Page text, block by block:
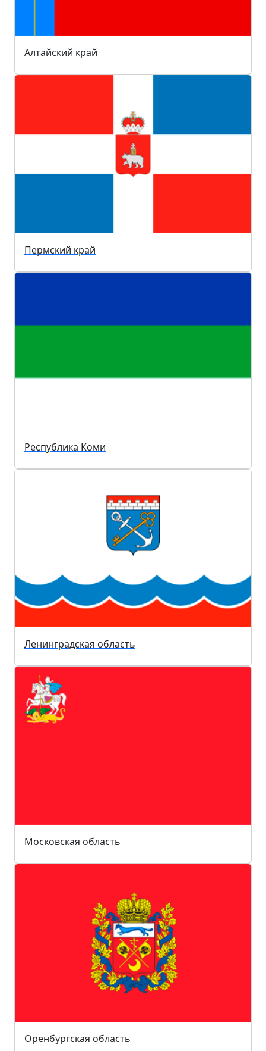
Алтайский край
Пермский край
Республика Коми
Ленинградская область
Московская область
Оренбургская область